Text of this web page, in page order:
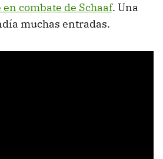
combate de Schaaf. Una
muchas entradas.